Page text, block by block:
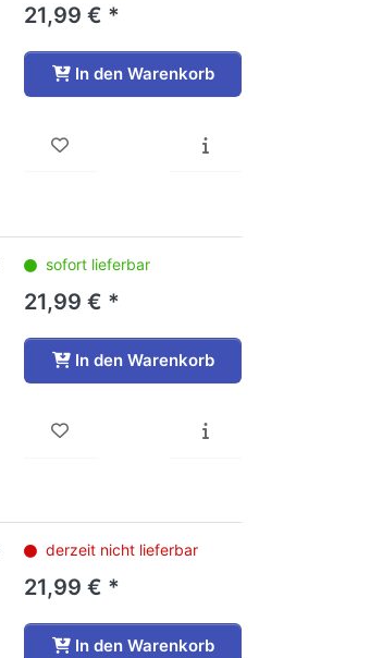
21,99 € *
In den Warenkorb
sofort lieferbar
21,99 € *
In den Warenkorb
derzeit nicht lieferbar
21,99 € *
In den Warenkorb